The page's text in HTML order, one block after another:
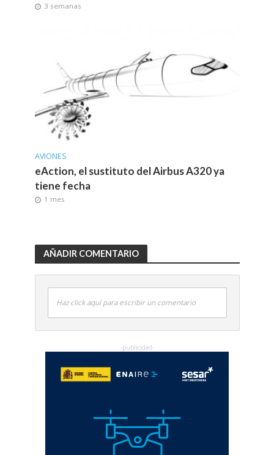
3 semanas
AVIONES
eAction, el sustituto del Airbus A320 ya
tiene fecha
1 mes
AÑADIR COMENTARIO
Haz click aquí para escribir un comentario